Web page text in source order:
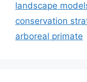
landscape
conservation
arboreal primate